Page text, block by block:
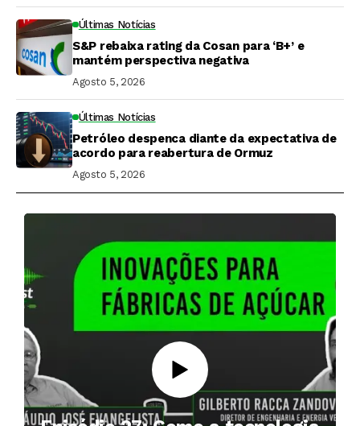
Últimas Notícias
S&P rebaixa rating da Cosan para ‘B+’ e
mantém perspectiva negativa
Agosto 5, 2026
Últimas Notícias
Petróleo despenca diante da expectativa de
acordo para reabertura de Ormuz
Agosto 5, 2026